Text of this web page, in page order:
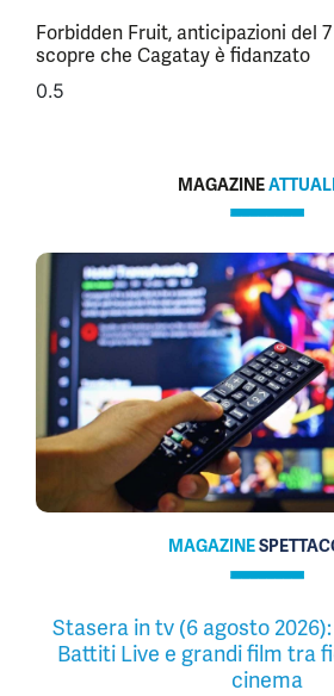
Forbidden Fruit, anticipazioni del
scopre che Cagatay è fidanzato
MAGAZINE
MAGAZINE
Stasera in tv (6 agosto
Battiti Live e grandi film tra
cinema